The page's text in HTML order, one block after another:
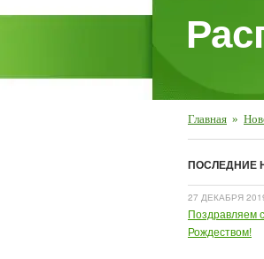
Главная »
ПОСЛЕДНИЕ
27 ДЕКАБРЯ
Поздравляем
Рождеством!